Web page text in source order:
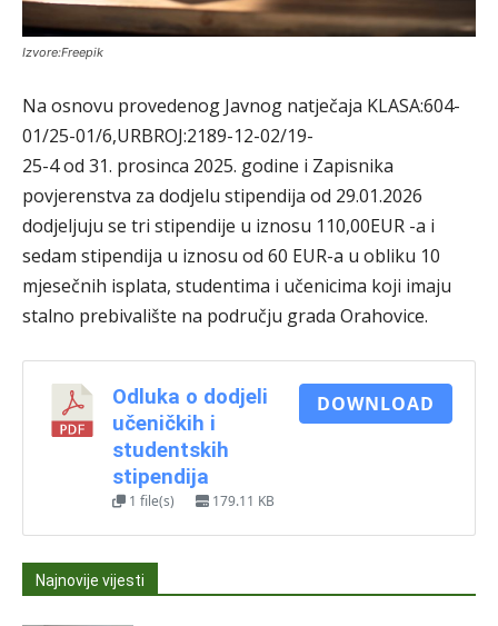
Izvore:Freepik
Na osnovu provedenog Javnog natječaja KLASA:604-
01/25-01/6,URBROJ:2189-12-02/19-
25-4 od 31. prosinca 2025. godine i Zapisnika
povjerenstva za dodjelu stipendija od 29.01.2026
dodjeljuju se tri stipendije u iznosu 110,00EUR -a i
sedam stipendija u iznosu od 60 EUR-a u obliku 10
mjesečnih isplata, studentima i učenicima koji imaju
stalno prebivalište na području grada Orahovice.
Odluka o dodjeli
učeničkih i
studentskih
stipendija
1 file(s) 179.11 KB
DOWNLOAD
Najnovije vijesti